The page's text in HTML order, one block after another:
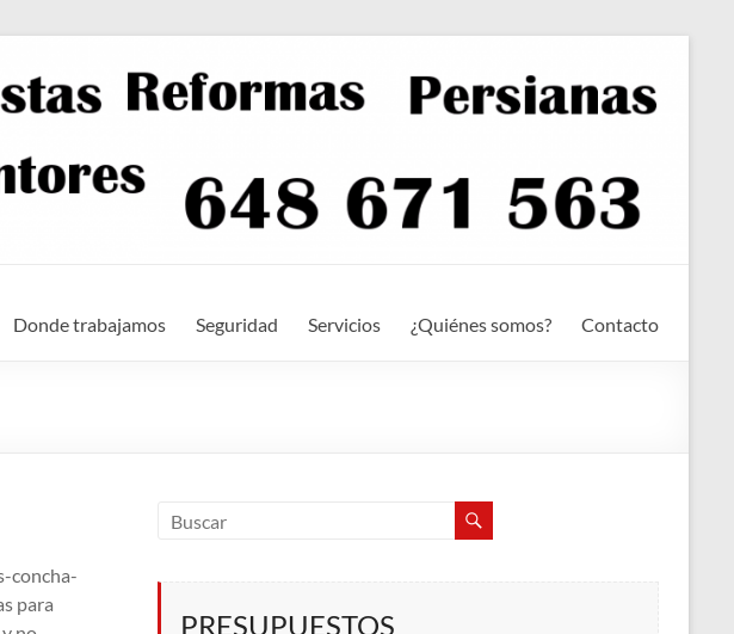
Donde trabajamos Seguridad Servicios ¿Quiénes somos? Contacto
concha-
para
PRESUPUESTOS